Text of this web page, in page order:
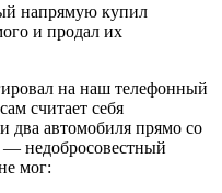
напрямую купил
и продал их
на наш телефонный
считает себя
два автомобиля прямо со
— недобросовестный
мог: